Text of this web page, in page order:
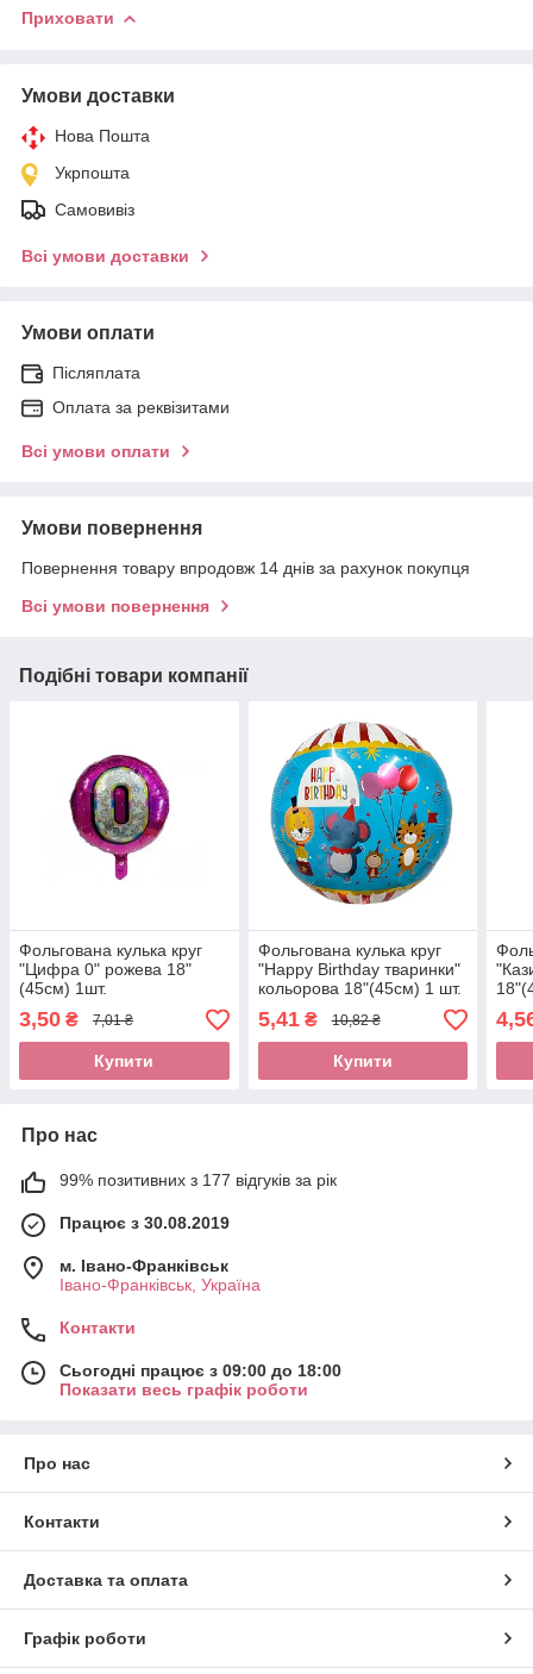
Приховати
Умови доставки
Нова Пошта
Укрпошта
Самовивіз
Всі умови доставки
Умови оплати
Післяплата
Оплата за реквізитами
Всі умови оплати
Умови повернення
Повернення товару впродовж 14 днів за рахунок покупця
Всі умови повернення
Подібні товари компанії
Фольгована кулька круг
"Цифра 0" рожева 18"
(45см) 1шт.
3,50 ₴ 7,01 ₴
Купити
Фольгована кулька круг
"Happy Birthday тваринки"
кольорова 18"(45см) 1 шт.
5,41₴ 10,82 ₴
Купити
Про нас
99% позитивних з 177 відгуків за рік
Працює з 30.08.2019
м. Івано-Франківськ
Івано-Франківськ, Україна
Контакти
Сьогодні працює з 09:00 до 18:00
Показати весь графік роботи
Про нас
Контакти
Доставка та оплата
Графік роботи